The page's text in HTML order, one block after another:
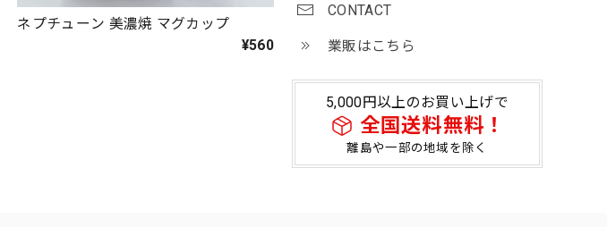
CONTACT
業販はこちら
5,000円以上のお買い上げで
全国送料無料！
離島や一部の地域を除く
ネプチューン 美濃焼 マグカップ
¥560